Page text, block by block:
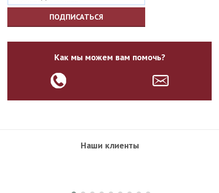
ПОДПИСАТЬСЯ
Как мы можем вам помочь?
Наши клиенты